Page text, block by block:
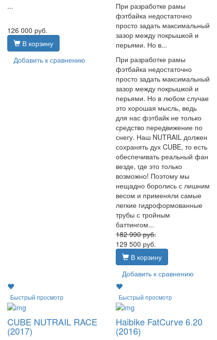
...
126 000 руб.
В корзину
Добавить к сравнению
При разработке рамы
фэтбайка недостаточно
просто задать максимальный
зазор между покрышкой и
перьями. Но в...
При разработке рамы
фэтбайка недостаточно
просто задать максимальный
зазор между покрышкой и
перьями. Но в любом случае
это хорошая мысль, ведь
для нас фэтбайк не только
средство передвижение по
снегу. Наш NUTRAIL должен
сохранять дух CUBE, то есть
обеспечивать реальный фан
везде, где это только
возможно! Поэтому мы
нещадно боролись с лишним
весом и применяли самые
легкие гидроформованные
трубы с тройным
баттингом...
182 990руб.
129 500 руб.
В корзину
Добавить к сравнению
Быстрый просмотр
CUBE NUTRAIL RACE
(2017)
Быстрый просмотр
Haibike FatCurve 6.20
(2016)